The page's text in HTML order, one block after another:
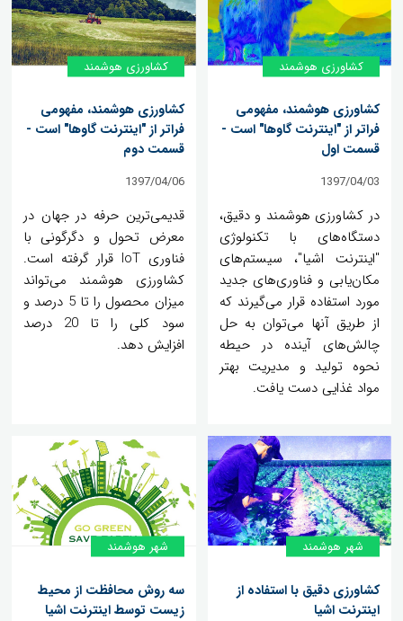
کشاورزی هوشمند
کشاورزی هوشمند، مفهومی
فراتر از "اینترنت گاوها" است -
قسمت اول
1397/04/03
در کشاورزی هوشمند و دقیق،
دستگاه‌های با تکنولوژی
"اینترنت اشیا"، سیستم‌های
مکان‌یابی و فناوری‌های جدید
مورد استفاده قرار می‌گیرند که
از طریق آنها می‌توان به حل
چالش‌های آینده در حیطه
نحوه تولید و مدیریت بهتر
مواد غذایی دست یافت.
کشاورزی هوشمند
کشاورزی هوشمند، مفهومی
فراتر از "اینترنت گاوها" است -
قسمت دوم
1397/04/06
قدیمی‌ترین حرفه در جهان در
معرض تحول و دگرگونی با
فناوری IoT قرار گرفته است.
کشاورزی هوشمند می‌تواند
میزان محصول را تا 5 درصد و
سود کلی را تا 20 درصد
افزایش دهد.
شهر هوشمند
کشاورزی دقیق با استفاده از
اینترنت اشیا
شهر هوشمند
سه روش محافظت از محیط
زیست توسط اینترنت اشیا